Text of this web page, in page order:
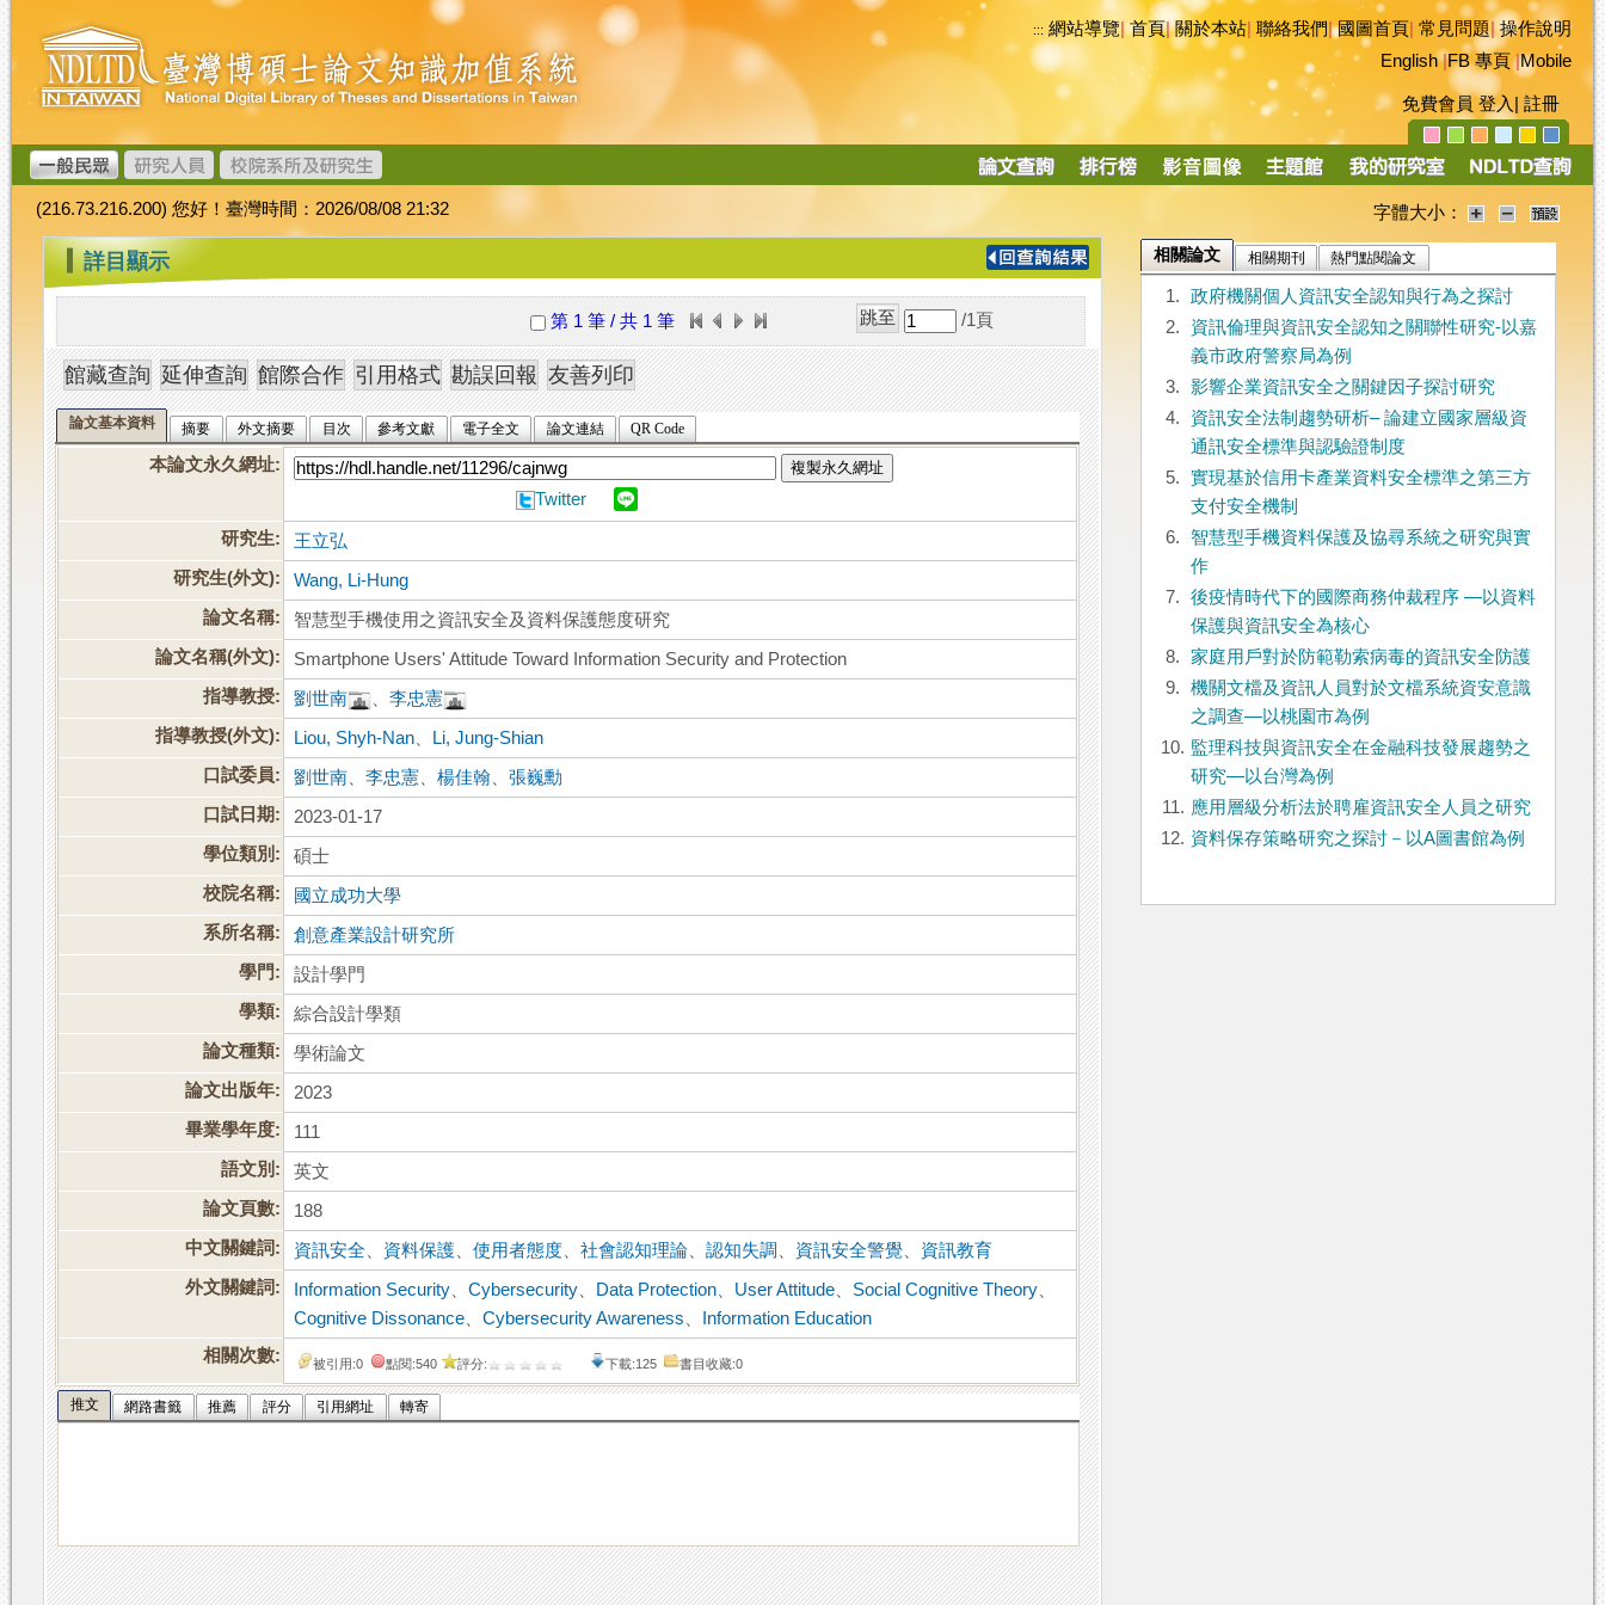
跳
到
主
要
內
容
臺
灣
博
碩
士
論
文
加
值
系
統
::: 網站導覽|首頁|關於本站 聯絡我們|國圖首頁 常見問題|操作說明
English|FB 專頁|Mobile
免費會員 登入 註冊
導
(216.73.216.200) 您好！臺灣時間：2026/08/08 21:32 字體大小：
::: 詳目顯示
第 1 筆 / 共 1 筆 /1 頁
論文基本資料 摘要 外文摘要 目次 參考文獻 電子全文 論文連結 QR Code
本論文永久網址: 複製永久網址
Twitter
研究生:
王立弘
研究生(外文):
Wang, Li-Hung
論文名稱:
智慧型手機使用之資訊安全及資料保護態度研究
論文名稱(外文):
Smartphone Users' Attitude Toward Information Security and Protection
指導教授:
劉世南 、李忠憲
指導教授(外文):
Liou, Shyh-Nan
Li, Jung-Shian
口試委員:
劉世南 、李忠憲 、楊佳翰 、張巍勳
口試日期:
2023-01-17
學位類別:
碩士
校院名稱:
國立成功大學
系所名稱:
創意產業設計研究所
學門:
設計學門
學類:
綜合設計學類
論文種類:
學術論文
論文出版年:
2023
畢業學年度:
111
語文別:
英文
論文頁數:
188
中文關鍵詞:
資訊安全 資料保護 、使用者態度 、社會認知理論 、認知失調 資訊安全警覺
資訊教育
外文關鍵詞:
Information Security 、Cybersecurity Data Protection User Attitude Social Cognitive Theory
Cognitive Dissonance 、Cybersecurity Awareness
Information Education
相關次數:
被引用:0 點閱:540 評分: 下載:125 書目收藏:0
推文 網路書籤 推薦 評分 引用網址 轉寄
相關論文 相關期刊 熱門點閱論文
1.
政府機關個人資訊安全認知與行為之探討
2.
資訊倫理與資訊安全認知之關聯性研究-以嘉
義市政府警察局為例
3.
影響企業資訊安全之關鍵因子探討研究
4.
資訊安全法制趨勢研析– 論建立國家層級資
通訊安全標準與認驗證制度
5.
實現基於信用卡產業資料安全標準之第三方
支付安全機制
6.
智慧型手機資料保護及協尋系統之研究與實
作
7.
後疫情時代下的國際商務仲裁程序 —以資料
保護與資訊安全為核心
8.
家庭用戶對於防範勒索病毒的資訊安全防護
9.
機關文檔及資訊人員對於文檔系統資安意識
之調查—以桃園市為例
10. 監理科技與資訊安全在金融科技發展趨勢之
研究—以台灣為例
11. 應用層級分析法於聘雇資訊安全人員之研究
12. 資料保存策略研究之探討－以A圖書館為例